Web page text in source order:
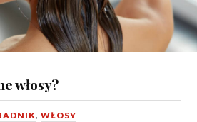
włosy?
,WŁOSY